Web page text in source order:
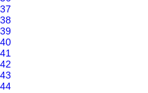
37
38
39
40
41
42
43
44